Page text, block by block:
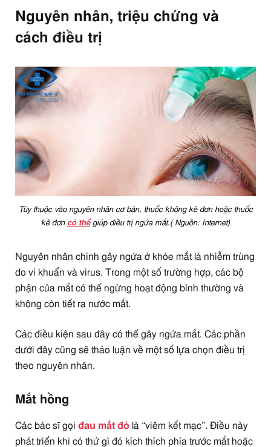
Nguyên nhân, triệu chứng và
cách điều trị
Tùy thuộc vào nguyên nhân cơ bản, thuốc không kê đơn hoặc thuốc
kê đơn có thểgiúp điều trị ngứa mắt.( Nguồn: Internet)
Nguyên nhân chính gây ngứa ở khóe mắt là nhiễm trùng
do vi khuẩn và virus. Trong một số trường hợp, các bộ
phận của mắt có thể ngừng hoạt động bình thường và
không còn tiết ra nước mắt.
Các điều kiện sau đây có thể gây ngứa mắt. Các phần
dưới đây cũng sẽ thảo luận về một số lựa chọn điều trị
theo nguyên nhân.
Mắt hồng
Các bác sĩ gọi đau mắt đỏ là “viêm kết mạc”. Điều này
phát triển khi có thứ gì đó kích thích phía trước mắt hoặc